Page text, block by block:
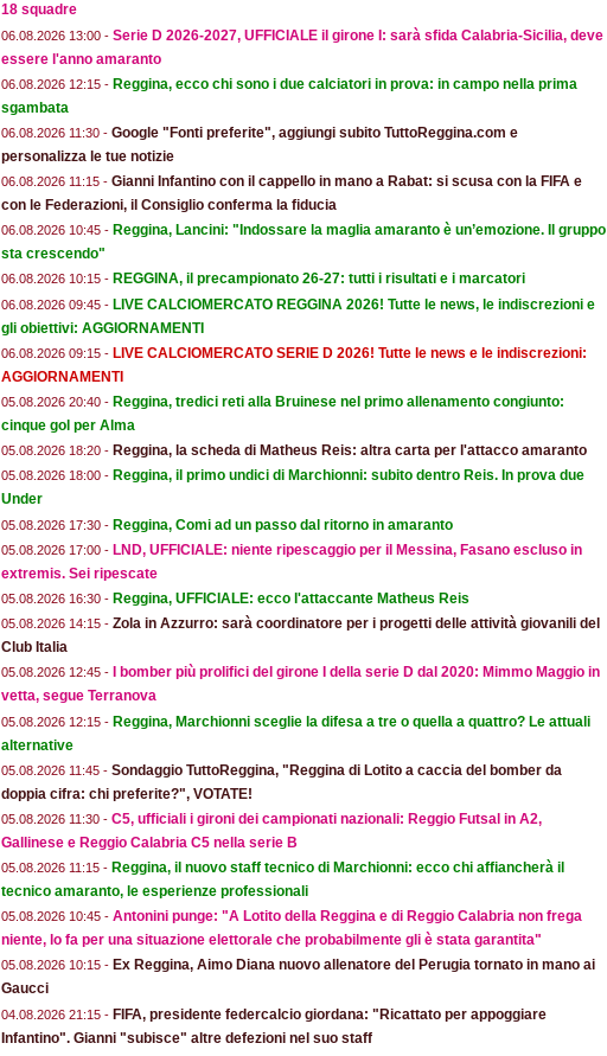
18 squadre
06.08.2026 13:00 - Serie D 2026-2027, UFFICIALE il girone I: sarà sfida Calabria-Sicilia, deve
essere l'anno amaranto
06.08.2026 12:15 - Reggina, ecco chi sono i due calciatori in prova: in campo nella prima
sgambata
06.08.2026 11:30 - Google "Fonti preferite", aggiungi subito TuttoReggina.com e
personalizza le tue notizie
06.08.2026 11:15 - Gianni Infantino con il cappello in mano a Rabat: si scusa con la FIFA e
con le Federazioni, il Consiglio conferma la fiducia
06.08.2026 10:45 - Reggina, Lancini: "Indossare la maglia amaranto è un’emozione. Il gruppo
sta crescendo"
06.08.2026 10:15 - REGGINA, il precampionato 26-27: tutti i risultati e i marcatori
06.08.2026 09:45 - LIVE CALCIOMERCATO REGGINA 2026! Tutte le news, le indiscrezioni e
gli obiettivi: AGGIORNAMENTI
06.08.2026 09:15 - LIVE CALCIOMERCATO SERIE D 2026! Tutte le news e le indiscrezioni:
AGGIORNAMENTI
05.08.2026 20:40 - Reggina, tredici reti alla Bruinese nel primo allenamento congiunto:
cinque gol per Alma
05.08.2026 18:20 - Reggina, la scheda di Matheus Reis: altra carta per l'attacco amaranto
05.08.2026 18:00 - Reggina, il primo undici di Marchionni: subito dentro Reis. In prova due
Under
05.08.2026 17:30 - Reggina, Comi ad un passo dal ritorno in amaranto
05.08.2026 17:00 - LND, UFFICIALE: niente ripescaggio per il Messina, Fasano escluso in
extremis. Sei ripescate
05.08.2026 16:30 - Reggina, UFFICIALE: ecco l'attaccante Matheus Reis
05.08.2026 14:15 - Zola in Azzurro: sarà coordinatore per i progetti delle attività giovanili del
Club Italia
05.08.2026 12:45 -
I bomber più prolifici del girone I della serie D dal 2020: Mimmo Maggio in
vetta, segue Terranova
05.08.2026 12:15 - Reggina, Marchionni sceglie la difesa a tre o quella a quattro? Le attuali
alternative
05.08.2026 11:45 - Sondaggio TuttoReggina, "Reggina di Lotito a caccia del bomber da
doppia cifra: chi preferite?", VOTATE!
05.08.2026 11:30 - C5, ufficiali i gironi dei campionati nazionali: Reggio Futsal in A2,
Gallinese e Reggio Calabria C5 nella serie B
05.08.2026 11:15 - Reggina, il nuovo staff tecnico di Marchionni: ecco chi affiancherà il
tecnico amaranto, le esperienze professionali
05.08.2026 10:45 - Antonini punge: "A Lotito della Reggina e di Reggio Calabria non frega
niente, lo fa per una situazione elettorale che probabilmente gli è stata garantita"
05.08.2026 10:15 - Ex Reggina, Aimo Diana nuovo allenatore del Perugia tornato in mano ai
Gaucci
04.08.2026 21:15 - FIFA, presidente federcalcio giordana: "Ricattato per appoggiare
Infantino". Gianni "subisce" altre defezioni nel suo staff